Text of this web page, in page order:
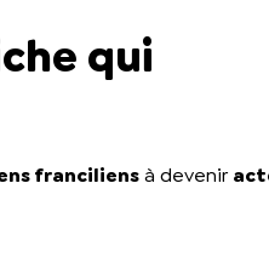
qui
franciliensà devenir